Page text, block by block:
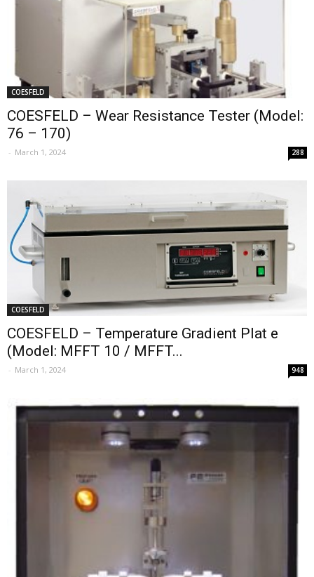
COESFELD
COESFELD – Wear Resistance Tester (Model:
76 – 170)
- March 1, 2024 288
COESFELD
COESFELD – Temperature Gradient Plat e
(Model: MFFT 10 / MFFT...
- March 1, 2024 948